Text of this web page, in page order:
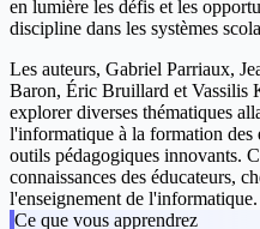
en lumière les défis et les
discipline dans les systèmes
Les auteurs, Gabriel Parriaux,
Baron, Éric Bruillard et Vassilis
explorer diverses thématiques
l'informatique à la formation des
outils pédagogiques innovants.
connaissances des éducateurs,
l'enseignement de l'informatique.
Ce que vous apprendrez